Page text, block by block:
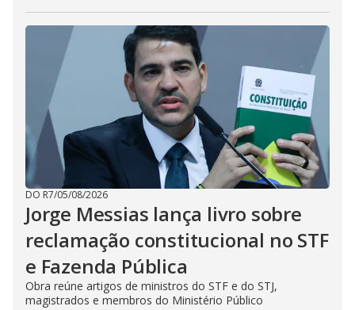
DO R7/05/08/2026
Jorge Messias lança livro sobre
reclamação constitucional no STF
e Fazenda Pública
Obra reúne artigos de ministros do STF e do STJ,
magistrados e membros do Ministério Público